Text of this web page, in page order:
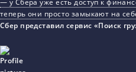
— у Сбера уже есть доступ к
теперь они просто замыкают на
Сбер представил сервис «Поиск